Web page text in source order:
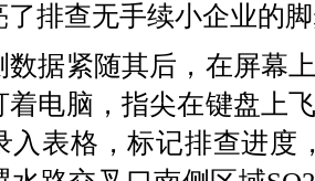
排查无手续小企业的
紧随其后，在屏幕上
着电脑，指尖在键盘上
入表格，标记排查进度